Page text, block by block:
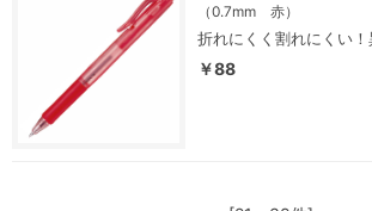
（0.7mm 赤）
折れにくく割れにくい！
￥88